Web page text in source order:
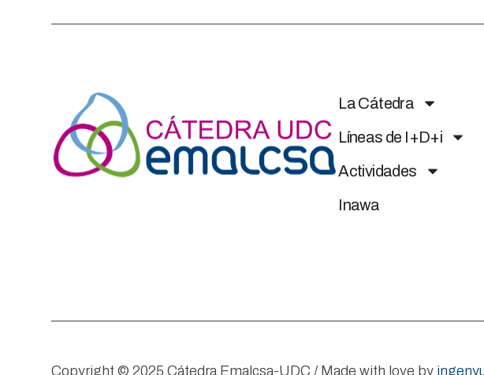
La Cátedra
Líneas de I+D+i
Actividades
Inawa
Copyright © 2025 Cátedra Emalcsa-UDC / Made with love by